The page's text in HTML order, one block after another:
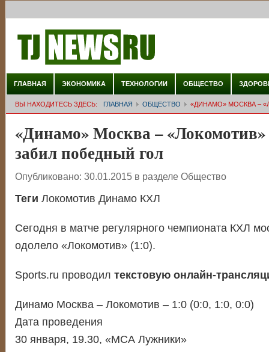
ГЛАВНАЯ ЭКОНОМИКА ТЕХНОЛОГИИ ОБЩЕСТВО
ВЫ НАХОДИТЕСЬ ЗДЕСЬ: ГЛАВНАЯ ОБЩЕСТВО «ДИНАМО» МОСКВА –
«Динамо» Москва –
забил победный гол
Опубликовано: 30.01.2015 в разделе Общество
Теги Локомотив Динамо КХЛ
Сегодня в матче регулярного чемпионата КХЛ
одолело «Локомотив» (1:0).
Sports.ru проводил текстовую онлайн-
Динамо Москва – Локомотив – 1:0 (0:0, 1:0, 0:0)
Дата проведения
30 января, 19.30, «МСА Лужники»